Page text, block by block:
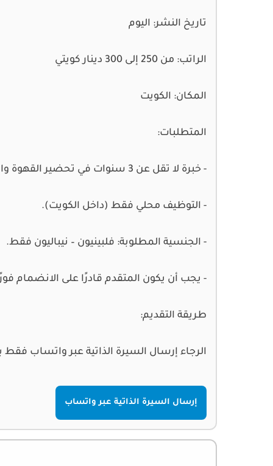
تاريخ النشر: اليوم
الراتب: من 250 إلى 300 دينار كويتي
المكان: الكويت
المتطلبات:
- خبرة لا تقل عن 3 سنوات في تحضير القهوة والمشروبات.
- التوظيف محلي فقط (داخل الكويت).
- الجنسية المطلوبة: فلبينيون – نيباليون فقط.
- يجب أن يكون المتقدم قادرًا على الانضمام
طريقة التقديم:
الرجاء إرسال السيرة الذاتية عبر واتساب
إرسال السيرة الذاتية عبر واتساب